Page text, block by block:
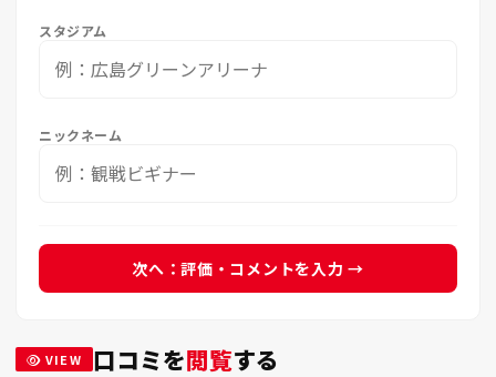
スタジアム
ニックネーム
次へ：評価・コメントを入力 →
VIEW 口コミを閲覧する